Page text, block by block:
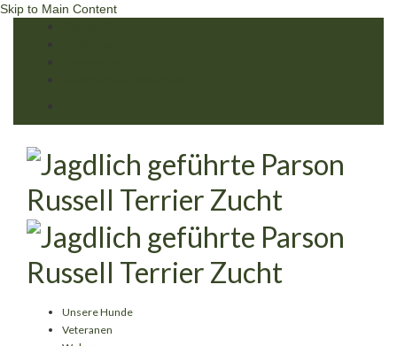
Skip to Main Content
Unsere Hunde
Veteranen